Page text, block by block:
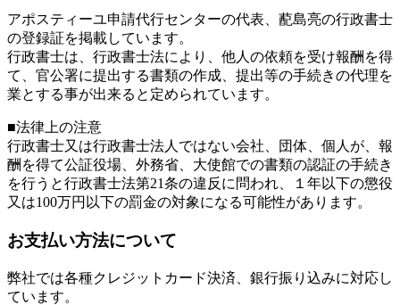
アポスティーユ申請代行センターの代表、蓜島亮の行政書士
の登録証を掲載しています。
行政書士は、行政書士法により、他人の依頼を受け報酬を得
て、官公署に提出する書類の作成、提出等の手続きの代理を
業とする事が出来ると定められています。
■法律上の注意
行政書士又は行政書士法人ではない会社、団体、個人が、報
酬を得て公証役場、外務省、大使館での書類の認証の手続き
を行うと行政書士法第21条の違反に問われ、
１年以下の懲役
又は100万円以下の罰金の対象になる可能性があります。
お支払い方法について
弊社では各種クレジットカード決済、銀行振り込みに対応し
ています。